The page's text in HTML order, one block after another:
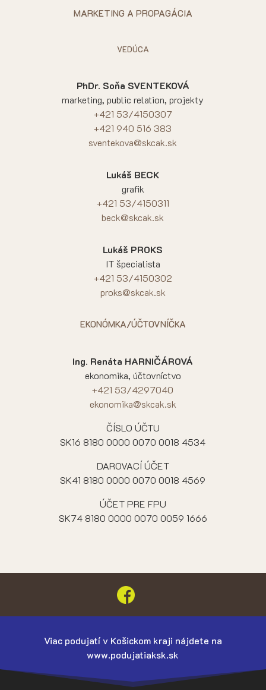
MARKETING A PROPAGÁCIA
VEDÚCA
PhDr. Soňa SVENTEKOVÁ
marketing, public relation, projekty
+421 53/4150307
+421 940 516 383
sventekova@skcak.sk
Lukáš BECK
grafik
+421 53/4150311
beck@skcak.sk
Lukáš PROKS
IT špecialista
+421 53/4150302
proks@skcak.sk
EKONÓMKA/ÚČTOVNÍČKA
Ing. Renáta HARNIČÁROVÁ
ekonomika, účtovníctvo
+421 53/4297040
ekonomika@skcak.sk
ČÍSLO ÚČTU
SK16 8180 0000 0070 0018 4534
DAROVACÍ ÚČET
SK41 8180 0000 0070 0018 4569
ÚČET PRE FPU
SK74 8180 0000 0070 0059 1666
Viac podujatí v Košickom kraji nájdete na
www.podujatiaksk.sk